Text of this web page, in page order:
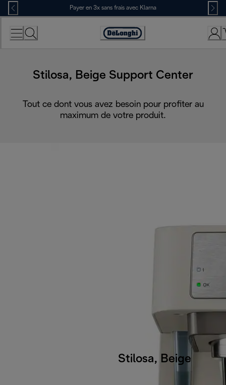
Skip
to
Content
Payer en 3x sans frais avec Klarna
Déclaration
Stilosa, Beige Support Center
Tout ce dont vous avez besoin pour profiter au
maximum de votre produit.
Stilosa, Beige